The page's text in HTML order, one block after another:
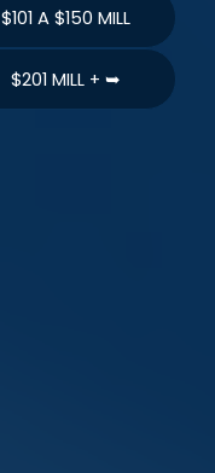
$101 A $150 MILL
$201 MILL + ➥